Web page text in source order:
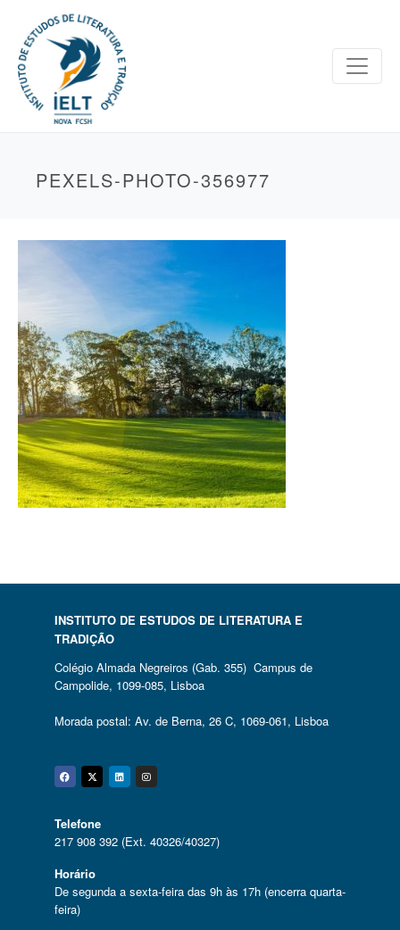
PEXELS-PHOTO-356977
INSTITUTO DE ESTUDOS DE LITERATURA E
TRADIÇÃO
Colégio Almada Negreiros (Gab. 355) Campus de
Campolide, 1099-085, Lisboa
Morada postal: Av. de Berna, 26 C, 1069-061, Lisboa
Facebook
Twitter
Linkedin
Instagram
Telefone
217 908 392 (Ext. 40326/40327)
Horário
De segunda a sexta-feira das 9h às 17h (encerra quarta-
feira)